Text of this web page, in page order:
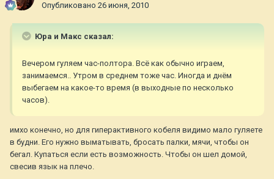
Опубликовано 26 июня, 2010
Юра и Макс сказал:
Вечером гуляем час-полтора. Всё как обычно играем,
занимаемся.. Утром в среднем тоже час. Иногда и днём
выбегаем на какое-то время (в выходные по несколько
часов).
имхо конечно, но для гиперактивного кобеля видимо мало гуляете
в будни. Его нужно выматывать, бросать палки, мячи, чтобы он
бегал. Купаться если есть возможность. Чтобы он шел домой,
свесив язык на плечо.